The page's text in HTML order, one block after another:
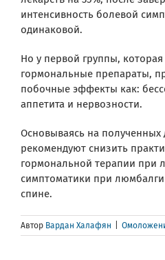
интенсивность болевой
одинаковой.
Но у первой группы,
гормональные препараты,
побочные эффекты как:
аппетита и нервозности.
Основываясь на полученных
рекомендуют снизить
гормональной терапии при
симптоматики при
спине.
Автор Вардан Халафян